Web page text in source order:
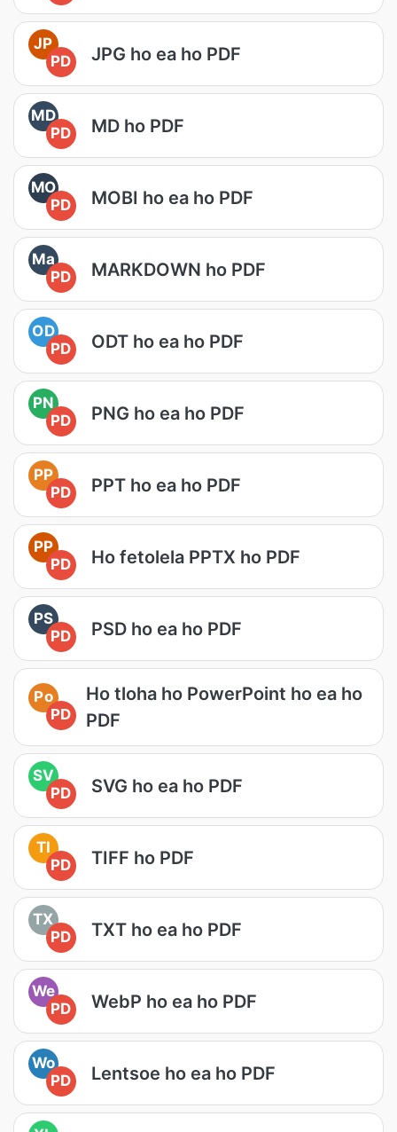
JP
PD
JPG ho ea ho PDF
MD
PD
MD ho PDF
MO
PD
MOBI ho ea ho PDF
Ma
PD
MARKDOWN ho PDF
OD
PD
ODT ho ea ho PDF
PN
PD
PNG ho ea ho PDF
PP
PD
PPT ho ea ho PDF
PP
PD
Ho fetolela PPTX ho PDF
PS
PD
PSD ho ea ho PDF
Po
PD
Ho tloha ho PowerPoint ho ea ho
PDF
SV
PD
SVG ho ea ho PDF
TI
PD
TIFF ho PDF
TX
PD
TXT ho ea ho PDF
We
PD
WebP ho ea ho PDF
Wo
PD
Lentsoe ho ea ho PDF